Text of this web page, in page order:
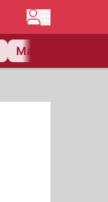
Matchcenter